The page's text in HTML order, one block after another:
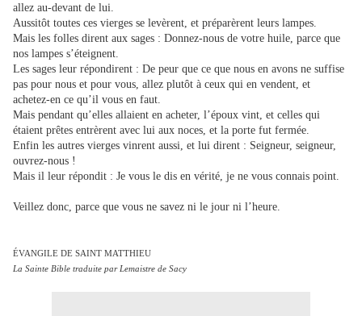
allez au-devant de lui.
Aussitôt toutes ces vierges se levèrent, et préparèrent leurs lampes.
Mais les folles dirent aux sages : Donnez-nous de votre huile, parce que
nos lampes s’éteignent.
Les sages leur répondirent : De peur que ce que nous en avons ne suffise
pas pour nous et pour vous, allez plutôt à ceux qui en vendent, et
achetez-en ce qu’il vous en faut.
Mais pendant qu’elles allaient en acheter, l’époux vint, et celles qui
étaient prêtes entrèrent avec lui aux noces, et la porte fut fermée.
Enfin les autres vierges vinrent aussi, et lui dirent : Seigneur, seigneur,
ouvrez-nous !
Mais il leur répondit : Je vous le dis en vérité, je ne vous connais point.
Veillez donc, parce que vous ne savez ni le jour ni l’heure.
ÉVANGILE DE SAINT MATTHIEU
La Sainte Bible traduite par Lemaistre de Sacy